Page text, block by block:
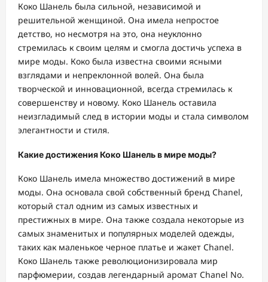
Коко Шанель была сильной, независимой и
решительной женщиной. Она имела непростое
детство, но несмотря на это, она неуклонно
стремилась к своим целям и смогла достичь успеха в
мире моды. Коко была известна своими ясными
взглядами и непреклонной волей. Она была
творческой и инновационной, всегда стремилась к
совершенству и новому. Коко Шанель оставила
неизгладимый след в истории моды и стала символом
элегантности и стиля.
Какие достижения Коко Шанель в мире моды?
Коко Шанель имела множество достижений в мире
моды. Она основала свой собственный бренд Chanel,
который стал одним из самых известных и
престижных в мире. Она также создала некоторые из
самых знаменитых и популярных моделей одежды,
таких как маленькое черное платье и жакет Chanel.
Коко Шанель также революционизировала мир
парфюмерии, создав легендарный аромат Chanel No.